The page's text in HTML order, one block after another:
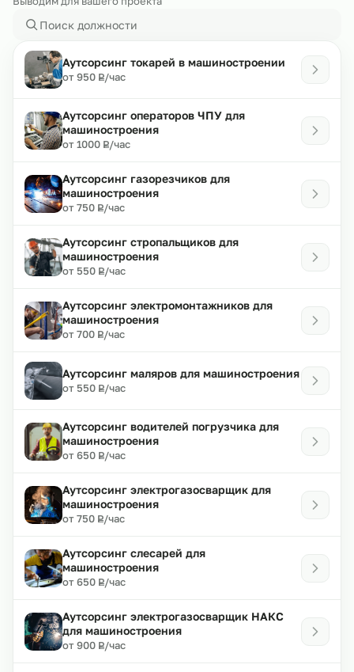
Аутсорсинг токарей в машиностроении
от 950 ₽
Р/час
Аутсорсинг операторов ЧПУ для
машиностроения
от 1000 ₽
Р/час
Аутсорсинг газорезчиков для
машиностроения
от 750 ₽
Р/час
Аутсорсинг стропальщиков для
машиностроения
от 550 ₽
Р/час
Аутсорсинг электромонтажников для
машиностроения
от 700 ₽
Р/час
Аутсорсинг маляров для машиностроения
от 550 ₽
Р/час
Аутсорсинг водителей погрузчика для
машиностроения
от 650 ₽
Р/час
Аутсорсинг электрогазосварщик для
машиностроения
от 750 ₽
Р/час
Аутсорсинг слесарей для
машиностроения
от 650 ₽
Р/час
Аутсорсинг электрогазосварщик НАКС
для машиностроения
от 900 ₽
Р/час